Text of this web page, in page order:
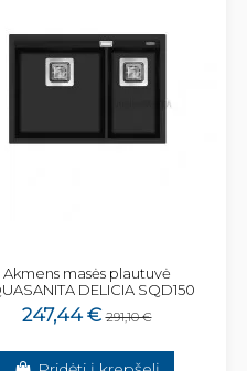
Akmens masės plautuvė
DELICIA SQD150
247,44 € 291,10 €